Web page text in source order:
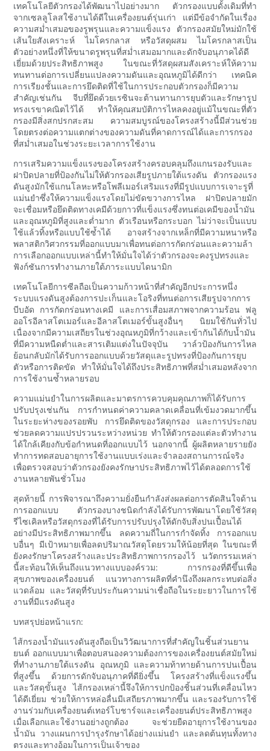
เทคโนโลยีตัวกรองได้พัฒนาไปอย่างมาก ตัวกรองแบบดั้งเดิมที่ทำ
จากเซลลูโลสใช้งานได้ดีในเครื่องยนต์รุ่นเก่า แต่มีข้อจำกัดในเรื่อง
ความสม่ำเสมอของรูพรุนและความแข็งแรง ตัวกรองสมัยใหม่มักใช้
เส้นใยสังเคราะห์ ไมโครกลาส หรือวัสดุผสม ไมโครกลาสเป็น
ตัวอย่างหนึ่งที่ให้ขนาดรูพรุนที่สม่ำเสมอมากและดักจับอนุภาคได้ดี
เยี่ยมด้วยประสิทธิภาพสูง ในขณะที่วัสดุผสมสังเคราะห์ให้ความ
ทนทานต่อการเปลี่ยนแปลงความดันและอุณหภูมิได้ดีกว่า เทคนิค
การเรียงชั้นและการยึดติดที่ใช้ในการประกอบตัวกรองก็มีความ
สำคัญเช่นกัน จีบที่ยึดด้วยเรซินจะต้านทานการยุบตัวและรักษารูป
ทรงเรขาคณิตไว้ได้ ทำให้คุณสมบัติการไหลคงอยู่แม้ในขณะที่ตัว
กรองมีสิ่งสกปรกสะสม ความสมบูรณ์ของโครงสร้างนี้มีส่วนช่วย
โดยตรงต่อความแตกต่างของความดันที่คาดการณ์ได้และการกรอง
ที่สม่ำเสมอในช่วงระยะเวลาการใช้งาน
การเสริมความแข็งแรงของโครงสร้างครอบคลุมถึงแกนรองรับและ
ฝาปิดปลายที่ป้องกันไม่ให้ตัวกรองเสียรูปภายใต้แรงดัน ตัวกรองแรง
ดันสูงมักใช้แกนโลหะหรือโพลีเมอร์เสริมแรงที่มีรูปแบบการเจาะรูที่
แม่นยำซึ่งให้ความแข็งแรงโดยไม่ขัดขวางการไหล ฝาปิดปลายมัก
จะเชื่อมหรือยึดติดทางเคมีด้วยกาวที่แข็งแรงซึ่งทนต่อเคมีของน้ำมัน
และอุณหภูมิที่สูงและต่ำมาก ตัวเรือนหรือกระบอก ไม่ว่าจะเป็นแบบ
ใช้แล้วทิ้งหรือแบบใช้ซ้ำได้ อาจสร้างจากเหล็กที่มีความหนาหรือ
พลาสติกวิศวกรรมที่ออกแบบมาเพื่อทนต่อการกัดกร่อนและความล้า
การเลือกออกแบบเหล่านี้ทำให้มั่นใจได้ว่าตัวกรองจะคงรูปทรงและ
ฟังก์ชันการทำงานภายใต้ภาระแบบไดนามิก
เทคโนโลยีการซีลถือเป็นความก้าวหน้าที่สำคัญอีกประการหนึ่ง
ระบบแรงดันสูงต้องการปะเก็นและโอริงที่ทนต่อการเสียรูปจากการ
บีบอัด การกัดกร่อนทางเคมี และการเสื่อมสภาพจากความร้อน ฟลู
ออโรอีลาสโตเมอร์และอีลาสโตเมอร์ขั้นสูงอื่นๆ นิยมใช้กันทั่วไป
เนื่องจากมีความเสถียรในช่วงอุณหภูมิที่กว้างและเข้ากันได้กับน้ำมัน
ที่มีความหนืดต่ำและสารเติมแต่งในปัจจุบัน วาล์วป้องกันการไหล
ย้อนกลับมักได้รับการออกแบบด้วยวัสดุและรูปทรงที่ป้องกันการยุบ
ตัวหรือการติดขัด ทำให้มั่นใจได้ถึงประสิทธิภาพที่สม่ำเสมอหลังจาก
การใช้งานซ้ำหลายรอบ
ความแม่นยำในการผลิตและมาตรการควบคุมคุณภาพก็ได้รับการ
ปรับปรุงเช่นกัน การกำหนดค่าความคลาดเคลื่อนที่เข้มงวดมากขึ้น
ในระยะห่างของรอยพับ การยึดติดของวัสดุกรอง และการประกอบ
ช่วยลดความแปรปรวนระหว่างหน่วย ทำให้ตัวกรองแต่ละตัวทำงาน
ได้ใกล้เคียงกับข้อกำหนดที่ออกแบบไว้ นอกจากนี้ ผู้ผลิตหลายรายยัง
ทำการทดสอบอายุการใช้งานแบบเร่งและจำลองสถานการณ์จริง
เพื่อตรวจสอบว่าตัวกรองยังคงรักษาประสิทธิภาพไว้ได้ตลอดการใช้
งานหลายพันชั่วโมง
สุดท้ายนี้ การพิจารณาถึงความยั่งยืนกำลังส่งผลต่อการตัดสินใจด้าน
การออกแบบ ตัวกรองบางชนิดกำลังได้รับการพัฒนาโดยใช้วัสดุ
รีไซเคิลหรือวัสดุกรองที่ได้รับการปรับปรุงให้ดักจับสิ่งปนเปื้อนได้
อย่างมีประสิทธิภาพมากขึ้น ลดความถี่ในการกำจัดทิ้ง การออกแบ
บอื่นๆ มีเป้าหมายเพื่อลดปริมาณวัสดุโดยรวมให้น้อยที่สุด ในขณะที่
ยังคงรักษาโครงสร้างและประสิทธิภาพการกรองไว้ นวัตกรรมเหล่า
นี้สะท้อนให้เห็นถึงแนวทางแบบองค์รวม: การกรองที่ดีขึ้นเพื่อ
สุขภาพของเครื่องยนต์ แนวทางการผลิตที่คำนึงถึงผลกระทบต่อสิ่ง
แวดล้อม และวัสดุที่รับประกันความน่าเชื่อถือในระยะยาวในการใช้
งานที่มีแรงดันสูง
บทสรุปย่อหน้าแรก:
ไส้กรองน้ำมันแรงดันสูงถือเป็นวิวัฒนาการที่สำคัญในชิ้นส่วนยาน
ยนต์ ออกแบบมาเพื่อตอบสนองความต้องการของเครื่องยนต์สมัยใหม่
ที่ทำงานภายใต้แรงดัน อุณหภูมิ และความท้าทายด้านการปนเปื้อน
ที่สูงขึ้น ด้วยการดักจับอนุภาคที่ดียิ่งขึ้น โครงสร้างที่แข็งแรงขึ้น
และวัสดุขั้นสูง ไส้กรองเหล่านี้จึงให้การปกป้องชิ้นส่วนที่เคลื่อนไหว
ได้ดีเยี่ยม ช่วยให้การหล่อลื่นมีเสถียรภาพมากขึ้น และรองรับการใช้
งานร่วมกับเครื่องยนต์เทอร์โบชาร์จและเครื่องยนต์ประสิทธิภาพสูง
เมื่อเลือกและใช้งานอย่างถูกต้อง จะช่วยยืดอายุการใช้งานของ
น้ำมัน วางแผนการบำรุงรักษาได้อย่างแม่นยำ และลดต้นทุนทั้งทาง
ตรงและทางอ้อมในการเป็นเจ้าของ